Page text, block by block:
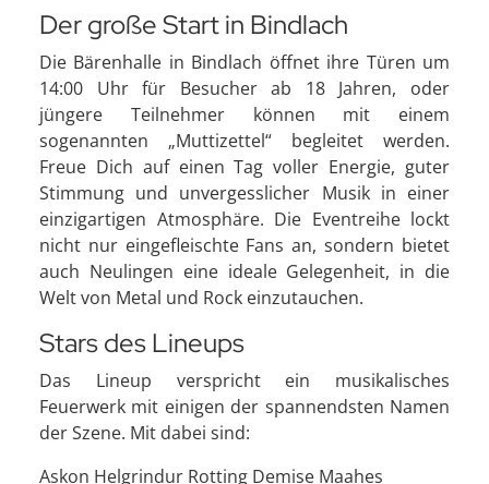
Der große Start in Bindlach
Die Bärenhalle in Bindlach öffnet ihre Türen um
14:00 Uhr für Besucher ab 18 Jahren, oder
jüngere Teilnehmer können mit einem
sogenannten „Muttizettel“ begleitet werden.
Freue Dich auf einen Tag voller Energie, guter
Stimmung und unvergesslicher Musik in einer
einzigartigen Atmosphäre. Die Eventreihe lockt
nicht nur eingefleischte Fans an, sondern bietet
auch Neulingen eine ideale Gelegenheit, in die
Welt von Metal und Rock einzutauchen.
Stars des Lineups
Das Lineup verspricht ein musikalisches
Feuerwerk mit einigen der spannendsten Namen
der Szene. Mit dabei sind:
Askon Helgrindur Rotting Demise Maahes